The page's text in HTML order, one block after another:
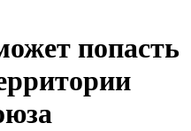
попасть